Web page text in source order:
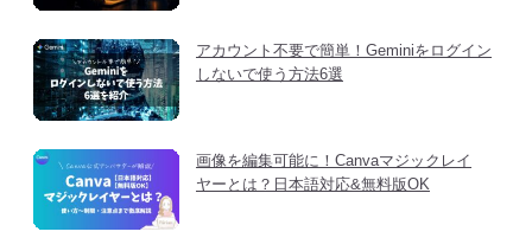
アカウント不要で簡単！Geminiをログイン
しないで使う方法6選
画像を編集可能に！Canvaマジックレイ
ヤーとは？日本語対応&無料版OK